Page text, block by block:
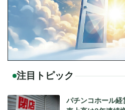
注目トピック
パチンコホール